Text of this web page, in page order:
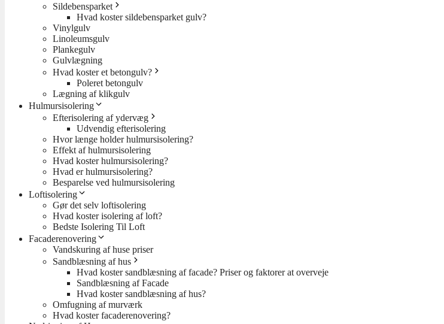
Sildebensparket
Hvad koster sildebensparket gulv?
Vinylgulv
Linoleumsgulv
Plankegulv
Gulvlægning
Hvad koster et betongulv?
Poleret betongulv
Lægning af klikgulv
Hulmursisolering
Efterisolering af ydervæg
Udvendig efterisolering
Hvor længe holder hulmursisolering?
Effekt af hulmursisolering
Hvad koster hulmursisolering?
Hvad er hulmursisolering?
Besparelse ved hulmursisolering
Loftisolering
Gør det selv loftisolering
Hvad koster isolering af loft?
Bedste Isolering Til Loft
Facaderenovering
Vandskuring af huse priser
Sandblæsning af hus
Hvad koster sandblæsning af facade? Priser og faktorer at overveje
Sandblæsning af Facade
Hvad koster sandblæsning af hus?
Omfugning af murværk
Hvad koster facaderenovering?